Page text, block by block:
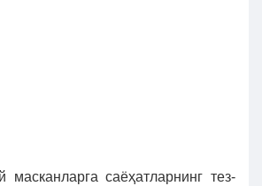
масканларга саёҳатларнинг тез-